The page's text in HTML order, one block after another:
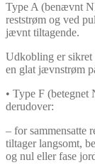
Type A (benævnt
reststrøm og ved
jævnt tiltagende.
Udkobling er sikret
en glat jævnstrøm
• Type F
derudover:
– for sammensatte
tiltager langsomt,
og nul eller fase